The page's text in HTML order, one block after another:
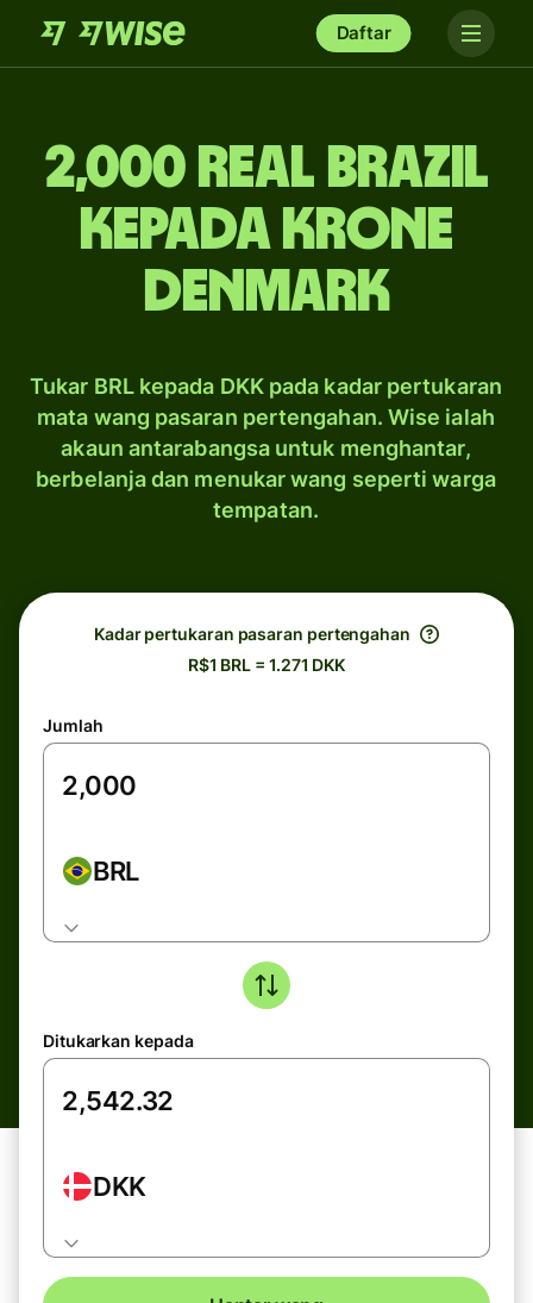
Daftar
2,000 real Brazil
kepada krone
Denmark
Tukar BRL kepada DKK pada kadar pertukaran
mata wang pasaran pertengahan. Wise ialah
akaun antarabangsa untuk menghantar,
berbelanja dan menukar wang seperti warga
tempatan.
Kadar pertukaran pasaran pertengahan
R$1 BRL = 1.271 DKK
Jumlah
BRL
Ditukarkan kepada
DKK